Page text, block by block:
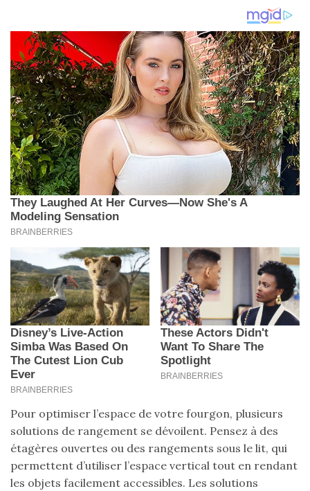
Pour optimiser l’espace de votre fourgon, plusieurs
solutions de rangement se dévoilent. Pensez à des
étagères ouvertes ou des rangements sous le lit, qui
permettent d’utiliser l’espace vertical tout en rendant
les objets facilement accessibles. Les solutions